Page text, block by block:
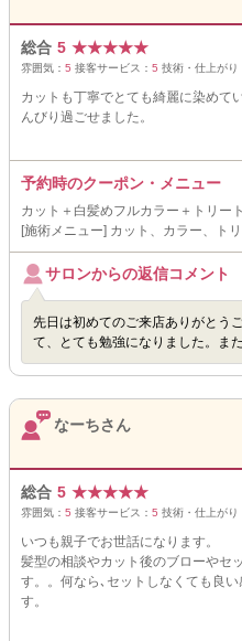
総合 5 ★★★★★
雰囲気： 5 接客サービス： 5 技術・仕上がり
カットも丁寧でとても綺麗に染めて
んびり過ごせました。
予約時のクーポン・メニュー
カット＋白髪めフルカラー＋トリー
[施術メニュー] カット、カラー、ト
サロンからの返信コメント
先日は初めてのご来店ありがとう
て、とても勉強になりました。ま
なーちさん
総合 5 ★★★★★
雰囲気： 5 接客サービス： 5 技術・仕上がり
いつも親子でお世話になります。
髪型の相談やカット後のブローやセ
す。。何なら､セットしなくても良
す。